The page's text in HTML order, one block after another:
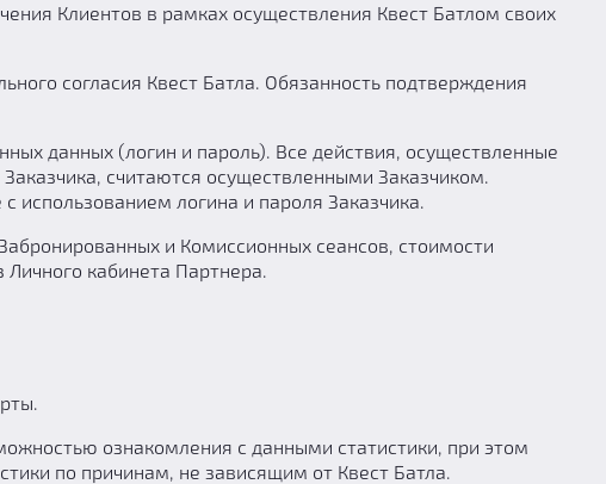
Клиентов в рамках осуществления Квест Батлом своих
согласия Квест Батла. Обязанность подтверждения
данных (логин и пароль). Все действия, осуществленные
считаются осуществленными Заказчиком.
использованием логина и пароля Заказчика.
и Комиссионных сеансов, стоимости
кабинета Партнера.
ознакомления с данными статистики, при этом
по причинам, не зависящим от Квест Батла.